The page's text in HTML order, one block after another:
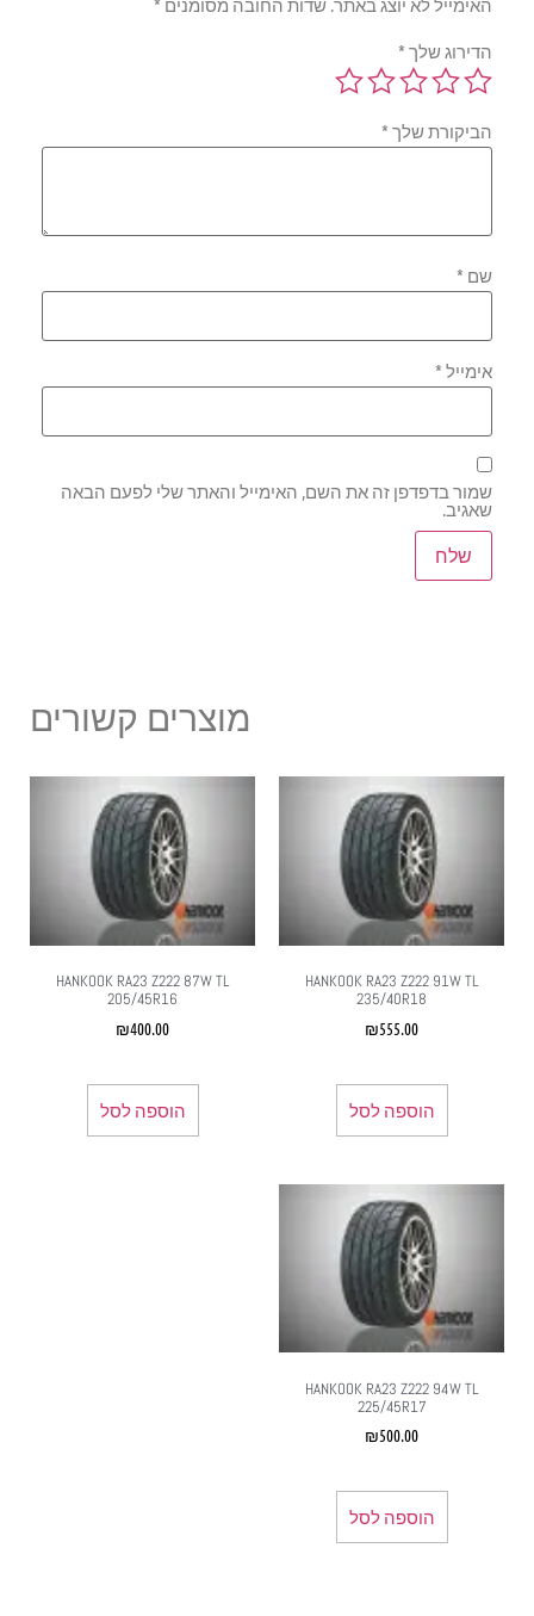
האימייל לא יוצג באתר.שדות החובה מסומנים*
הדירוג שלך*
הביקורת שלך*
שם*
אימייל*
שמור בדפדפן זה את השם, האימייל והאתר שלי לפעם הבאה
שאגיב.
מוצרים קשורים
HANKOOK RA23 Z222 91W TL
235/40R18
₪555.00
הוספה לסל
HANKOOK RA23 Z222 87W TL
205/45R16
₪400.00
הוספה לסל
HANKOOK RA23 Z222 94W TL
225/45R17
₪500.00
הוספה לסל